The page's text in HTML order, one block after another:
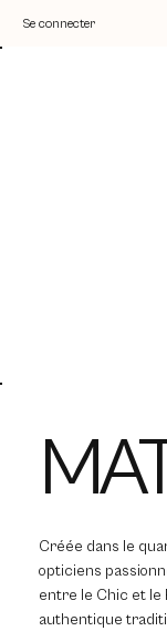
Se connecter
Créée dans le
opticiens
entre le Chic et le
authentique